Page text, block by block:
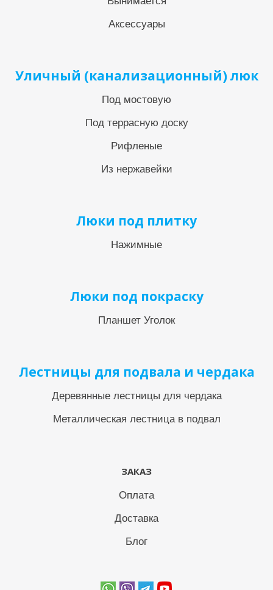
Аксессуары
Уличный (канализационный) люк
Под мостовую
Под террасную доску
Рифленые
Из нержавейки
Люки под плитку
Нажимные
Люки под покраску
Планшет Уголок
Лестницы для подвала и чердака
Деревянные лестницы для чердака
Металлическая лестница в подвал
ЗАКАЗ
Оплата
Доставка
Блог